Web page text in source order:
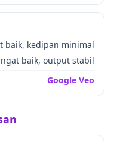
baik, kedipan minimal
baik, output stabil
Google Veo